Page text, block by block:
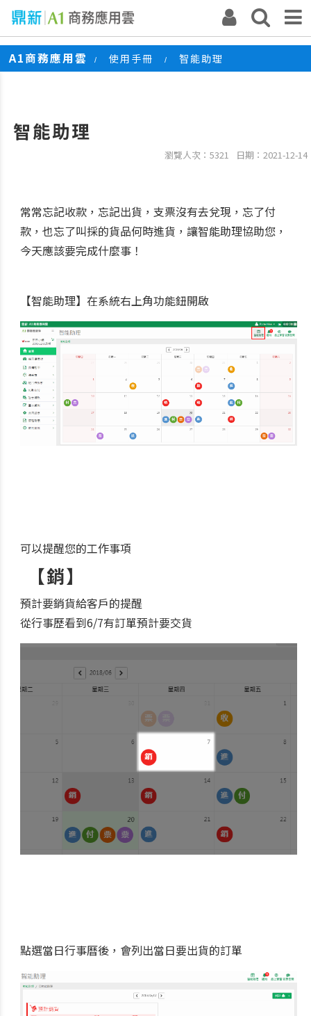
A1商務應用雲 / 使用手冊 / 智能助理
智能助理
瀏覽人次：5321 日期：2021-12-14
常常忘記收款，忘記出貨，支票沒有去兌現，忘了付
款，也忘了叫採的貨品何時進貨，讓智能助理協助您，
今天應該要完成什麼事！
【智能助理】在系統右上角功能鈕開啟
可以提醒您的工作事項
【銷】
預計要銷貨給客戶的提醒
從行事歷看到6/7有訂單預計要交貨
點選當日行事曆後，會列出當日要出貨的訂單